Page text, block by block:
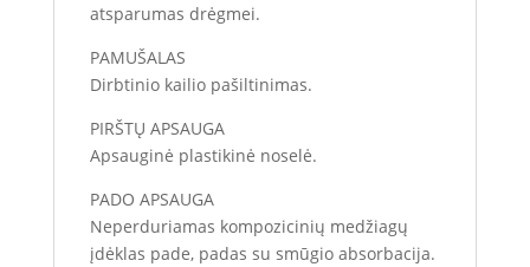
atsparumas drėgmei.
PAMUŠALAS
Dirbtinio kailio pašiltinimas.
PIRŠTŲ APSAUGA
Apsauginė plastikinė noselė.
PADO APSAUGA
Neperduriamas kompozicinių medžiagų
įdėklas pade, padas su smūgio absorbacija.